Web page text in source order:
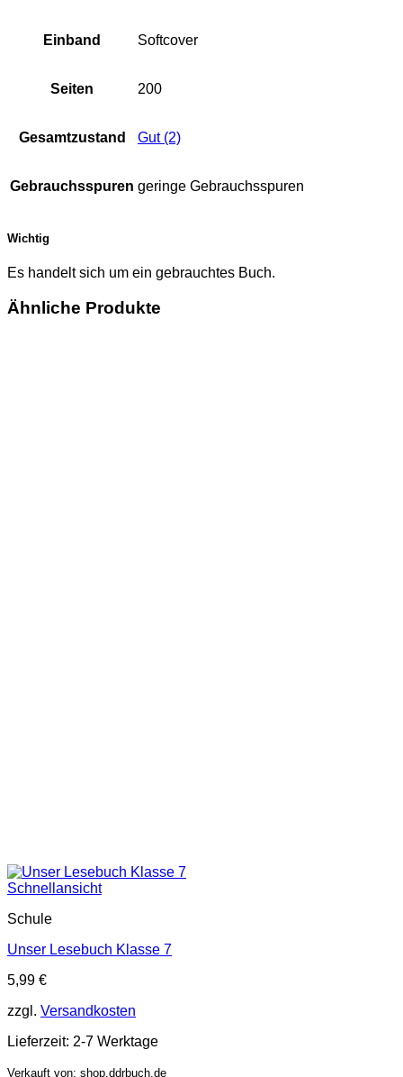
Einband Softcover
Seiten 200
Gesamtzustand Gut (2)
Gebrauchsspuren geringe Gebrauchsspuren
Wichtig
Es handelt sich um ein gebrauchtes Buch.
Ähnliche Produkte
Schnellansicht
Schule
Unser Lesebuch Klasse 7
5,99 €
zzgl. Versandkosten
Lieferzeit: 2-7 Werktage
Verkauft von: shop.ddrbuch.de